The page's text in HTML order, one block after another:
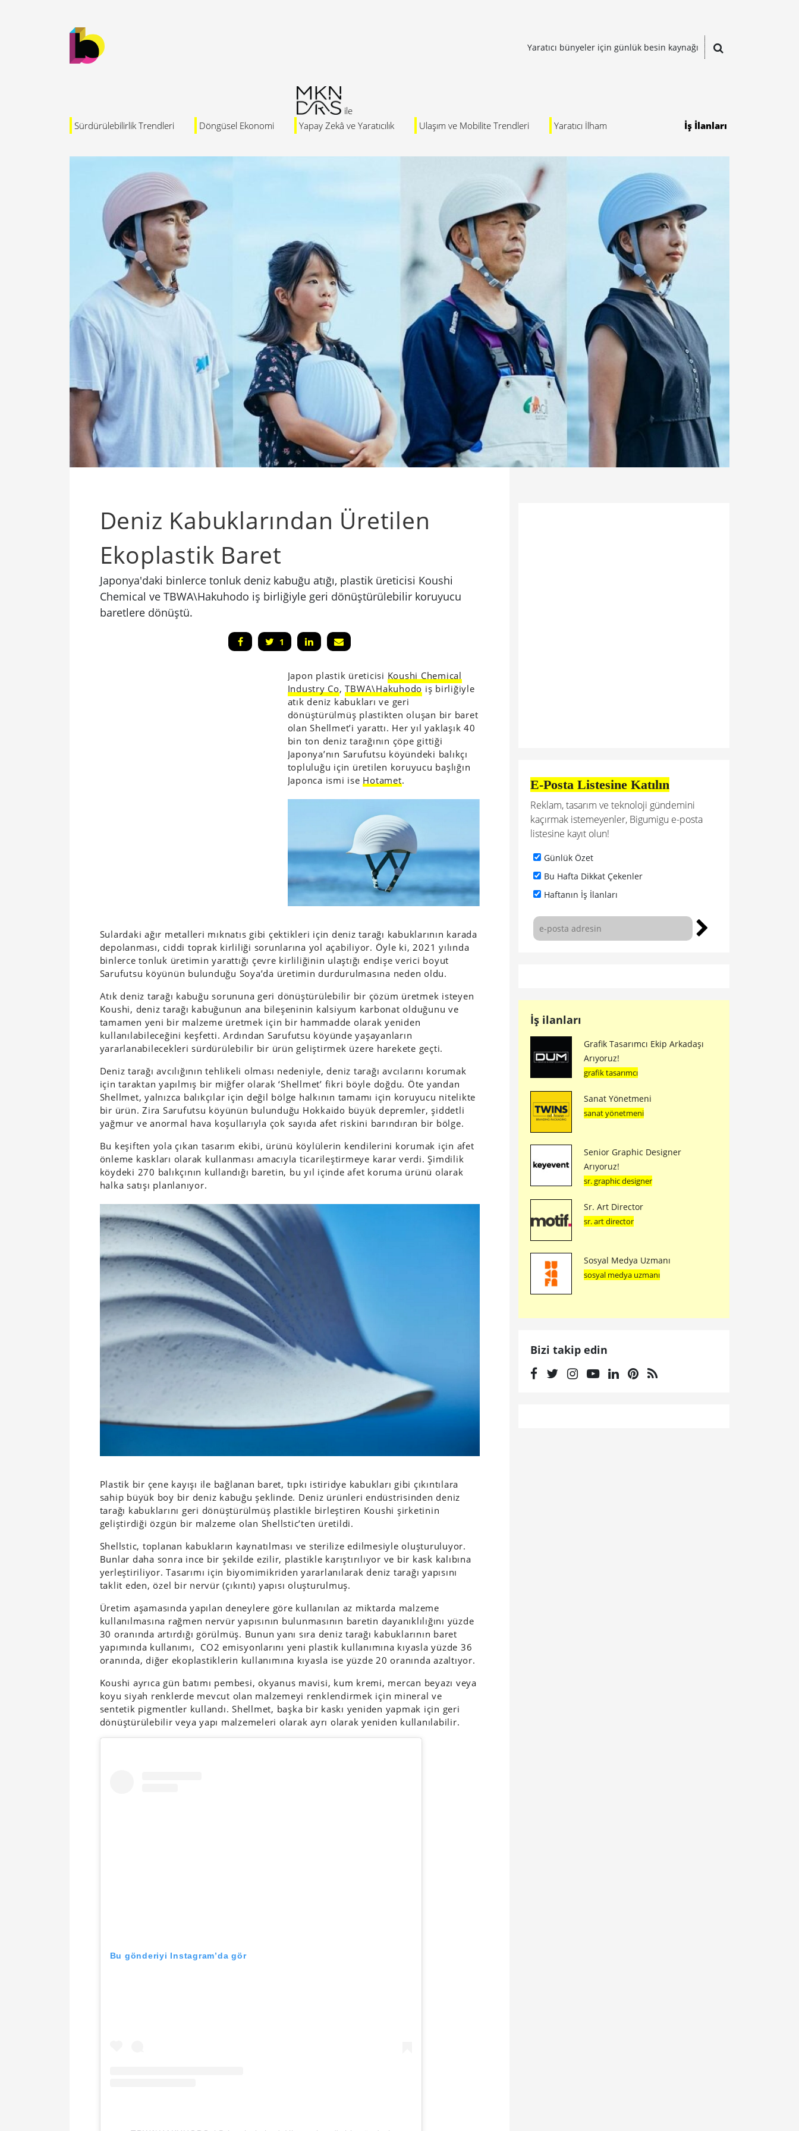
Yaratıcı bünyeler için günlük besin kaynağı
Sürdürülebilirlik Trendleri Döngüsel Ekonomi Yapay Zekâ ve Yaratıcılık Ulaşım ve Mobilite Trendleri Yaratıcı İlham İş İlanları
Deniz Kabuklarından Üretilen
Ekoplastik Baret
Japonya'daki binlerce tonluk deniz kabuğu atığı, plastik üreticisi Koushi
Chemical ve TBWA\Hakuhodo iş birliğiyle geri dönüştürülebilir koruyucu
baretlere dönüştü.
1
Japon plastik üreticisi Koushi Chemical
Industry Co,TBWA\Hakuhodo iş birliğiyle
atık deniz kabukları ve geri
dönüştürülmüş plastikten oluşan bir baret
olan Shellmet’i yarattı. Her yıl yaklaşık 40
bin ton deniz tarağının çöpe gittiği
Japonya’nın Sarufutsu köyündeki balıkçı
topluluğu için üretilen koruyucu başlığın
Japonca ismi ise Hotamet.
Sulardaki ağır metalleri mıknatıs gibi çektikleri için deniz tarağı kabuklarının karada
depolanması, ciddi toprak kirliliği sorunlarına yol açabiliyor. Öyle ki, 2021 yılında
binlerce tonluk üretimin yarattığı çevre kirliliğinin ulaştığı endişe verici boyut
Sarufutsu köyünün bulunduğu Soya’da üretimin durdurulmasına neden oldu.
Atık deniz tarağı kabuğu sorununa geri dönüştürülebilir bir çözüm üretmek isteyen
Koushi, deniz tarağı kabuğunun ana bileşeninin kalsiyum karbonat olduğunu ve
tamamen yeni bir malzeme üretmek için bir hammadde olarak yeniden
kullanılabileceğini keşfetti. Ardından Sarufutsu köyünde yaşayanların
yararlanabilecekleri sürdürülebilir bir ürün geliştirmek üzere harekete geçti.
Deniz tarağı avcılığının tehlikeli olması nedeniyle, deniz tarağı avcılarını korumak
için taraktan yapılmış bir miğfer olarak ‘Shellmet’ fikri böyle doğdu. Öte yandan
Shellmet, yalnızca balıkçılar için değil bölge halkının tamamı için koruyucu nitelikte
bir ürün. Zira Sarufutsu köyünün bulunduğu Hokkaido büyük depremler, şiddetli
yağmur ve anormal hava koşullarıyla çok sayıda afet riskini barındıran bir bölge.
Bu keşiften yola çıkan tasarım ekibi, ürünü köylülerin kendilerini korumak için afet
önleme kaskları olarak kullanması amacıyla ticarileştirmeye karar verdi. Şimdilik
köydeki 270 balıkçının kullandığı baretin, bu yıl içinde afet koruma ürünü olarak
halka satışı planlanıyor.
Plastik bir çene kayışı ile bağlanan baret, tıpkı istiridye kabukları gibi çıkıntılara
sahip büyük boy bir deniz kabuğu şeklinde. Deniz ürünleri endüstrisinden deniz
tarağı kabuklarını geri dönüştürülmüş plastikle birleştiren Koushi şirketinin
geliştirdiği özgün bir malzeme olan Shellstic’ten üretildi.
Shellstic, toplanan kabukların kaynatılması ve sterilize edilmesiyle oluşturuluyor.
Bunlar daha sonra ince bir şekilde ezilir, plastikle karıştırılıyor ve bir kask kalıbına
yerleştiriliyor. Tasarımı için biyomimikriden yararlanılarak deniz tarağı yapısını
taklit eden, özel bir nervür (çıkıntı) yapısı oluşturulmuş.
Üretim aşamasında yapılan deneylere göre kullanılan az miktarda malzeme
kullanılmasına rağmen nervür yapısının bulunmasının baretin dayanıklılığını yüzde
30 oranında artırdığı görülmüş. Bunun yanı sıra deniz tarağı kabuklarının baret
yapımında kullanımı, CO2 emisyonlarını yeni plastik kullanımına kıyasla yüzde 36
oranında, diğer ekoplastiklerin kullanımına kıyasla ise yüzde 20 oranında azaltıyor.
Koushi ayrıca gün batımı pembesi, okyanus mavisi, kum kremi, mercan beyazı veya
koyu siyah renklerde mevcut olan malzemeyi renklendirmek için mineral ve
sentetik pigmentler kullandı. Shellmet, başka bir kaskı yeniden yapmak için geri
dönüştürülebilir veya yapı malzemeleri olarak ayrı olarak yeniden kullanılabilir.
Bu gönderiyi Instagram’da gör
E-Posta Listesine Katılın
Reklam, tasarım ve teknoloji gündemini
kaçırmak istemeyenler, Bigumigu e-posta
listesine kayıt olun!
Günlük Özet
Bu Hafta Dikkat Çekenler
Haftanın İş İlanları
İş ilanları
Grafik Tasarımcı Ekip Arkadaşı
Arıyoruz!
grafik tasarımcı
Sanat Yönetmeni
sanat yönetmeni
Senior Graphic Designer
Arıyoruz!
sr. graphic designer
Sr. Art Director
sr. art director
Sosyal Medya Uzmanı
sosyal medya uzmanı
Bizi takip edin